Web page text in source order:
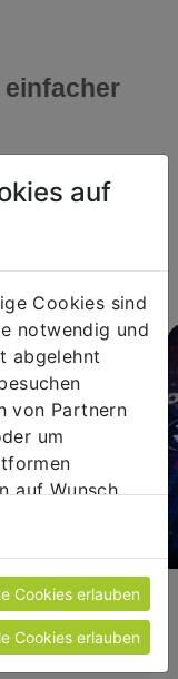
Sie
–
auf
Cookies sind
notwendig und
abgelehnt
von Partnern
um
auf Wunsch
Webseite
zu unseren
Cookies erlauben
Cookies erlauben